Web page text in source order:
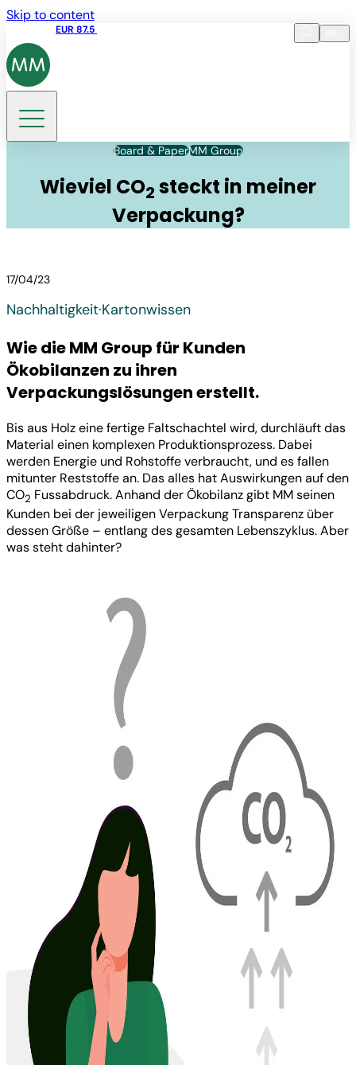
Skip to content
EUR 87.5
DE
Board & PaperMM Group
Wieviel CO2 steckt in meiner
Verpackung?
Nachhaltigkeit·Kartonwissen
17/04/23
Wie die MM Group für Kunden
Ökobilanzen zu ihren
Verpackungslösungen erstellt.
Bis aus Holz eine fertige Faltschachtel wird, durchläuft das
Material einen komplexen Produktionsprozess. Dabei
werden Energie und Rohstoffe verbraucht, und es fallen
mitunter Reststoffe an. Das alles hat Auswirkungen auf den
CO2 Fussabdruck. Anhand der Ökobilanz gibt MM seinen
Kunden bei der jeweiligen Verpackung Transparenz über
dessen Größe – entlang des gesamten Lebenszyklus. Aber
was steht dahinter?